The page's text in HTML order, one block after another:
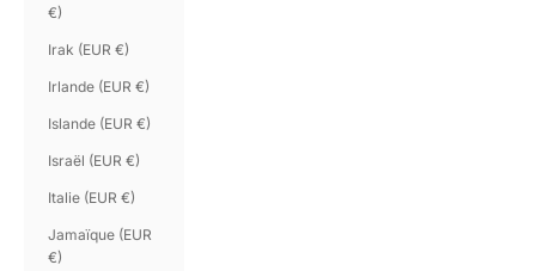
€)
Irak (EUR €)
Irlande (EUR €)
Islande (EUR €)
Israël (EUR €)
Italie (EUR €)
Jamaïque (EUR
€)